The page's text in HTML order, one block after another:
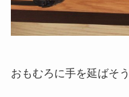
おもむろに手を延ばそ